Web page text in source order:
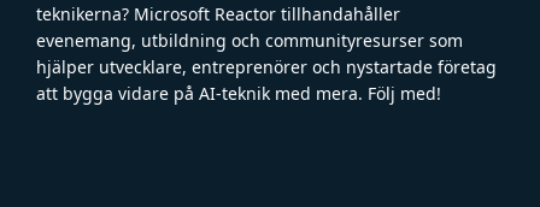
teknikerna? Microsoft Reactor tillhandahåller
evenemang, utbildning och communityresurser som
hjälper utvecklare, entreprenörer och nystartade företag
att bygga vidare på AI-teknik med mera. Följ med!